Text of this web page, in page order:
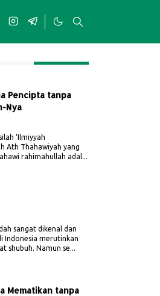
Pencipta tanpa
Nya
‘Ilmiyyah
Ath Thahawiyah yang
rahimahullah adal...
sangat dikenal dan
Indonesia merutinkan
shubuh. Namun se...
Mematikan tanpa